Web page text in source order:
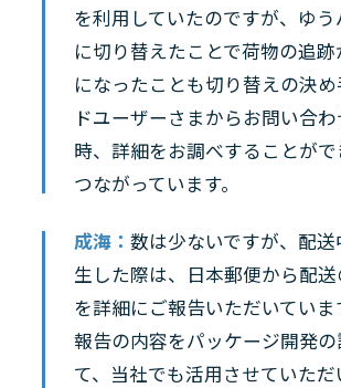
を利用していたのですが、ゆ
に切り替えたことで荷物の追
になったことも切り替えの決
ドユーザーさまからお問い合
時、詳細をお調べすることが
つながっています。
成海： 数は少ないですが、配
生した際は、日本郵便から配
を詳細にご報告いただいていま
報告の内容をパッケージ開発
て、当社でも活用させていただ